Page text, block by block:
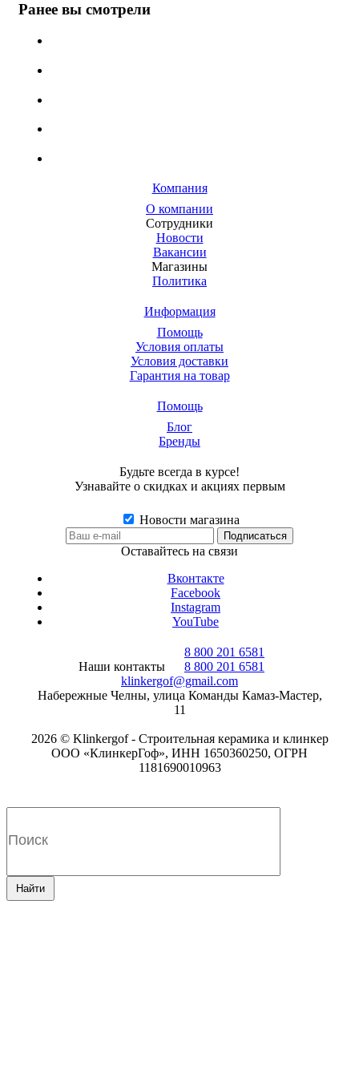
Ранее вы смотрели
Компания
О компании
Сотрудники
Новости
Вакансии
Магазины
Политика
Информация
Помощь
Условия оплаты
Условия доставки
Гарантия на товар
Помощь
Блог
Бренды
Будьте всегда в курсе!
Узнавайте о скидках и акциях первым
Новости магазина
Оставайтесь на связи
Вконтакте
Facebook
Instagram
YouTube
Наши контакты
8 800 201 6581
8 800 201 6581
klinkergof@gmail.com
Набережные Челны, улица Команды Камаз-Мастер,
11
2026 © Klinkergof - Строительная керамика и клинкер
ООО «КлинкерГоф», ИНН 1650360250, ОГРН
1181690010963
Найти